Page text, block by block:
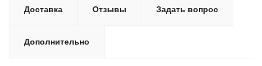
Доставка Отзывы Задать вопрос
Дополнительно